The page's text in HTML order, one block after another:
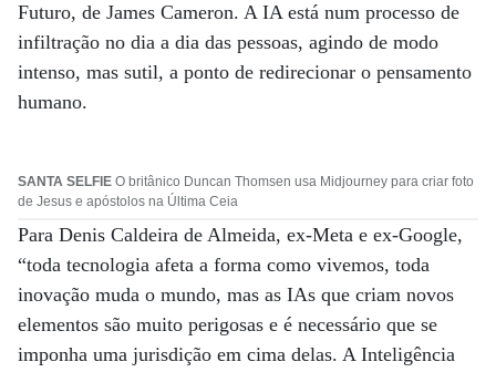
Futuro, de James Cameron. A IA está num processo de
infiltração no dia a dia das pessoas, agindo de modo
intenso, mas sutil, a ponto de redirecionar o pensamento
humano.
SANTA SELFIE O britânico Duncan Thomsen usa Midjourney para criar foto
de Jesus e apóstolos na Última Ceia
Para Denis Caldeira de Almeida, ex-Meta e ex-Google,
“toda tecnologia afeta a forma como vivemos, toda
inovação muda o mundo, mas as IAs que criam novos
elementos são muito perigosas e é necessário que se
imponha uma jurisdição em cima delas. A Inteligência